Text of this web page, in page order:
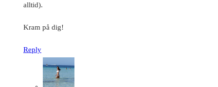
alltid).
Kram på dig!
Reply